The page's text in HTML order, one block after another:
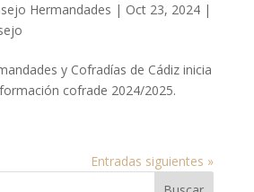
Hermandades | Oct 23, 2024|
y Cofradías de Cádiz inicia
cofrade 2024/2025.
Entradas siguientes »